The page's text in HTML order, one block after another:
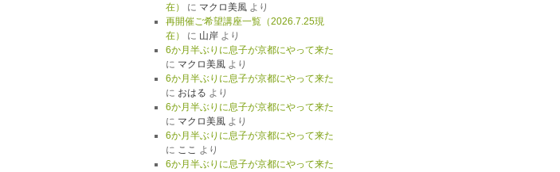
在）
に マクロ美風より
再開催ご希望講座一覧（2026.7.25現
在）
に 山岸より
6か月半ぶりに息子が京都にやって来た
に マクロ美風より
6か月半ぶりに息子が京都にやって来た
に おはる より
6か月半ぶりに息子が京都にやって来た
に マクロ美風より
6か月半ぶりに息子が京都にやって来た
に ここ より
6か月半ぶりに息子が京都にやって来た